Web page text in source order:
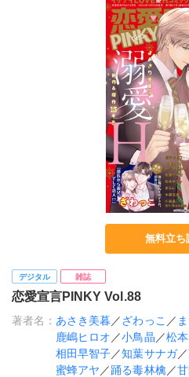
無料立ち
デジタル 雑誌
恋愛宣言PINKY Vol.88
著者名： あさき美暮 ／ざわっこ ／
鹿嶋ヒロオ ／小鳥晶 ／松
相田早智子／知葉サナガ／
蜜蜂アヤ ／踊る毒林檎／